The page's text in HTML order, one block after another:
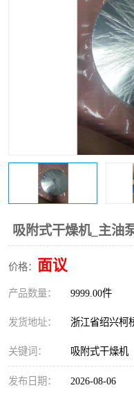
吸附式干燥机_主油
价格： 面议
产品数量： 9999.00件
发货地址： 浙江省绍兴柯
关键词： 吸附式干燥机
发布日期： 2026-08-06
美国寿力空压机零部
英格索兰COOPER离
微电脑控制器
空气过滤器
CAMERON空压机维修